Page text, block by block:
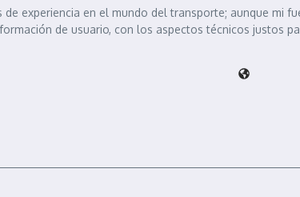
experiencia en el mundo del transporte; aunque mi
de usuario, con los aspectos técnicos justos